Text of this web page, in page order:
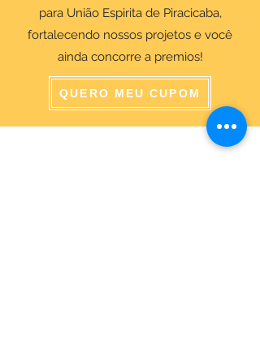
para União Espirita de Piracicaba,
fortalecendo nossos projetos e você
ainda concorre a premios!
QUERO MEU CUPOM